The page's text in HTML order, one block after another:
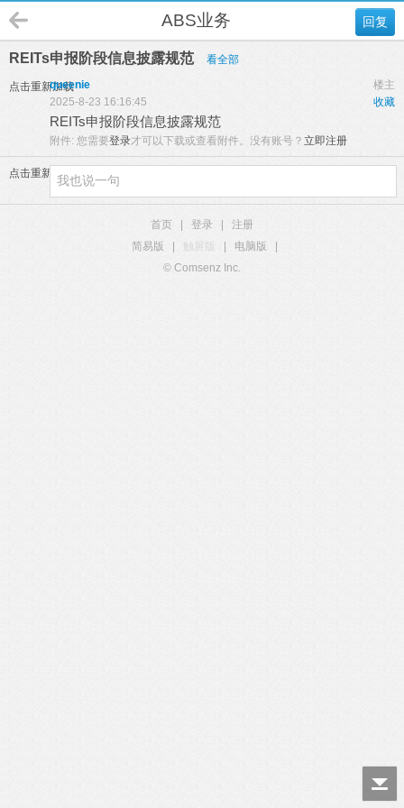
回复
ABS业务
REITs申报阶段信息披露规范 看全部
点击重新加载 楼主
queenie
收藏
2025-8-23 16:16:45
REITs申报阶段信息披露规范
附件: 您需要登录才可以下载或查看附件。没有账号？ 立即注册
点击重新加载
首页 登录
注册
简易版
触屏版 电脑版
© Comsenz Inc.